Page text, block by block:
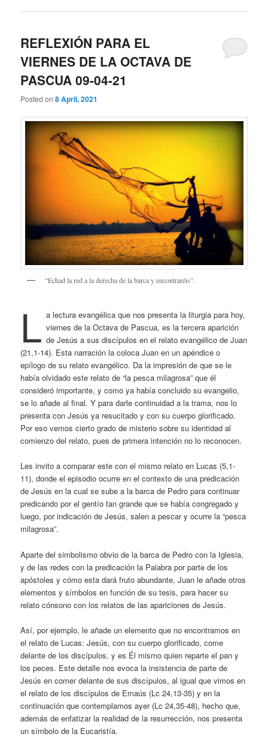
REFLEXIÓN PARA EL
VIERNES DE LA OCTAVA DE
PASCUA 09-04-21
Posted on8 April, 2021
“Echad la red a la derecha de la barca y encontraréis”.
L a lectura evangélica que nos presenta la liturgia para hoy,
viernes de la Octava de Pascua, es la tercera aparición
de Jesús a sus discípulos en el relato evangélico de Juan
(21,1-14). Esta narración la coloca Juan en un apéndice o
epílogo de su relato evangélico. Da la impresión de que se le
había olvidado este relato de “la pesca milagrosa” que él
consideró importante, y como ya había concluido su evangelio,
se lo añade al final. Y para darle continuidad a la trama, nos lo
presenta con Jesús ya resucitado y con su cuerpo glorificado.
Por eso vemos cierto grado de misterio sobre su identidad al
comienzo del relato, pues de primera intención no lo reconocen.
Les invito a comparar este con el mismo relato en Lucas (5,1-
11), donde el episodio ocurre en el contexto de una predicación
de Jesús en la cual se sube a la barca de Pedro para continuar
predicando por el gentío tan grande que se había congregado y
luego, por indicación de Jesús, salen a pescar y ocurre la “pesca
milagrosa”.
Aparte del simbolismo obvio de la barca de Pedro con la Iglesia,
y de las redes con la predicación la Palabra por parte de los
apóstoles y cómo esta dará fruto abundante, Juan le añade otros
elementos y símbolos en función de su tesis, para hacer su
relato cónsono con los relatos de las apariciones de Jesús.
Así, por ejemplo, le añade un elemento que no encontramos en
el relato de Lucas: Jesús, con su cuerpo glorificado, come
delante de los discípulos, y es Él mismo quien reparte el pan y
los peces. Este detalle nos evoca la insistencia de parte de
Jesús en comer delante de sus discípulos, al igual que vimos en
el relato de los discípulos de Emaús (Lc 24,13-35) y en la
continuación que contemplamos ayer (Lc 24,35-48), hecho que,
además de enfatizar la realidad de la resurrección, nos presenta
un símbolo de la Eucaristía.